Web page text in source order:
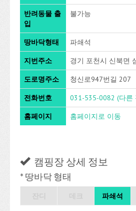
반려동물 출
입
불가능
땅바닥형태 파쇄석
지번주소 경기 포천시 신북면
도로명주소 청신로947번길 207
전화번호 031-535-0082 (다른
홈페이지 홈페이지로 이동
캠핑장 상세 정보
* 땅바닥 형태
파쇄석